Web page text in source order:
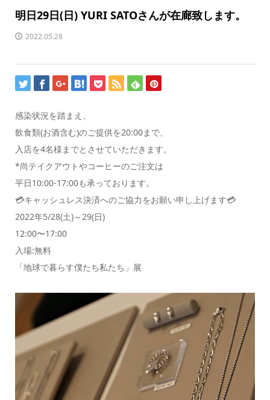
明日29日(日) YURI SATOさんが在廊致します。
2022.05.28
感染状況を踏まえ、
飲食類(お酒含む)のご提供を20:00まで、
入店を4名様までとさせていただきます。
*尚テイクアウトやコーヒーのご注文は
平日10:00-17:00も承っております。
💳キャッシュレス決済へのご協力をお願い申し上げます💳
2022年5/28(土)～29(日)
12:00〜17:00
入場:無料
「地球で暮らす僕たち私たち」展